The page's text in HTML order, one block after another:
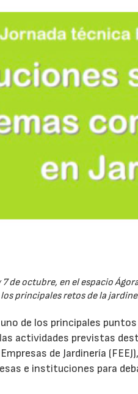
7 de octubre, en el espacio
principales retos de la
de los principales
actividades previstas
de Jardinería
e instituciones para